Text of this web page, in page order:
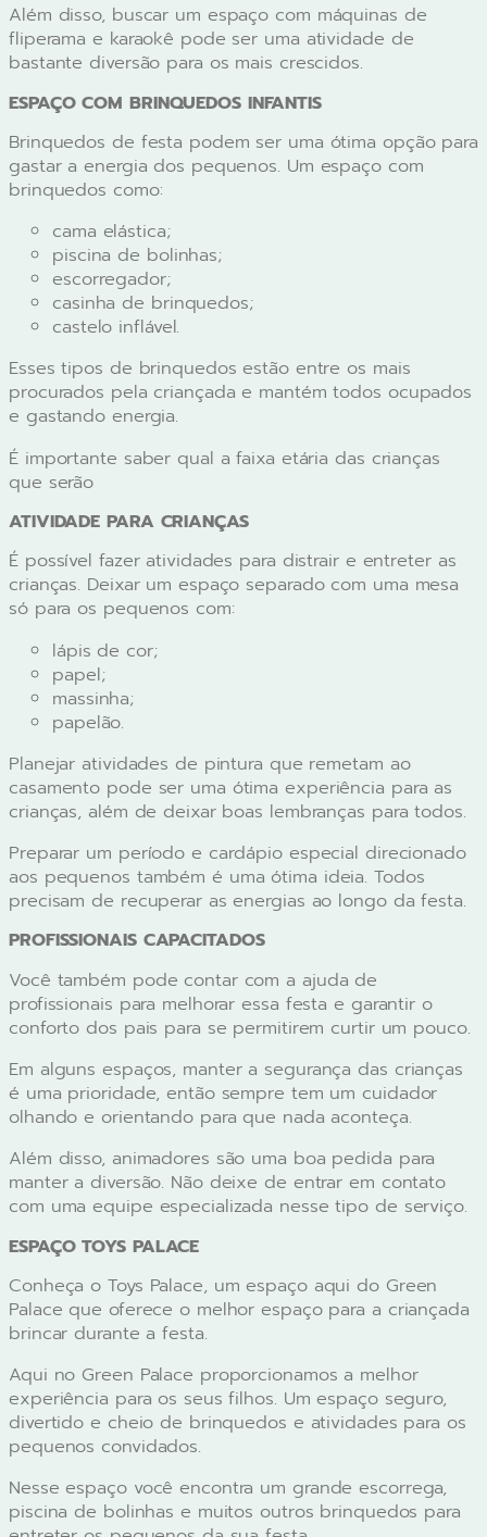
Além disso, buscar um espaço com máquinas de
fliperama e karaokê pode ser uma atividade de
bastante diversão para os mais crescidos.
ESPAÇO COM BRINQUEDOS INFANTIS
Brinquedos de festa podem ser uma ótima opção para
gastar a energia dos pequenos. Um espaço com
brinquedos como:
cama elástica;
piscina de bolinhas;
escorregador;
casinha de brinquedos;
castelo inflável.
Esses tipos de brinquedos estão entre os mais
procurados pela criançada e mantém todos ocupados
e gastando energia.
É importante saber qual a faixa etária das crianças
que serão
ATIVIDADE PARA CRIANÇAS
É possível fazer atividades para distrair e entreter as
crianças. Deixar um espaço separado com uma mesa
só para os pequenos com:
lápis de cor;
papel;
massinha;
papelão.
Planejar atividades de pintura que remetam ao
casamento pode ser uma ótima experiência para as
crianças, além de deixar boas lembranças para todos.
Preparar um período e cardápio especial direcionado
aos pequenos também é uma ótima ideia. Todos
precisam de recuperar as energias ao longo da festa.
PROFISSIONAIS CAPACITADOS
Você também pode contar com a ajuda de
profissionais para melhorar essa festa e garantir o
conforto dos pais para se permitirem curtir um pouco.
Em alguns espaços, manter a segurança das crianças
é uma prioridade, então sempre tem um cuidador
olhando e orientando para que nada aconteça.
Além disso, animadores são uma boa pedida para
manter a diversão. Não deixe de entrar em contato
com uma equipe especializada nesse tipo de serviço.
ESPAÇO TOYS PALACE
Conheça o Toys Palace, um espaço aqui do Green
Palace que oferece o melhor espaço para a criançada
brincar durante a festa.
Aqui no Green Palace proporcionamos a melhor
experiência para os seus filhos. Um espaço seguro,
divertido e cheio de brinquedos e atividades para os
pequenos convidados.
Nesse espaço você encontra um grande escorrega,
piscina de bolinhas e muitos outros brinquedos para